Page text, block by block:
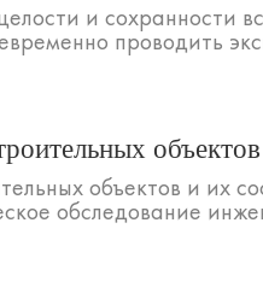
и сохранности
проводить
объектов
объектов и их
обследование